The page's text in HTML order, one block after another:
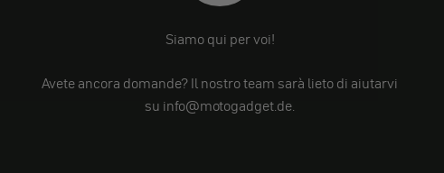
Siamo qui per voi!
Avete ancora domande? Il nostro team sarà lieto di aiutarvi
su info@motogadget.de.